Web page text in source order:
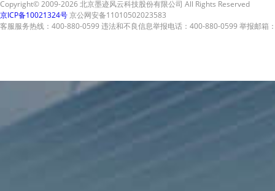
Copyright© 2009-2026 北京墨迹风云科技股份有限公司 All Rights Reserved
京ICP备10021324号京公网安备11010502023583
客服服务热线：400-880-0599 违法和不良信息举报电话：400-880-0599 举报邮箱